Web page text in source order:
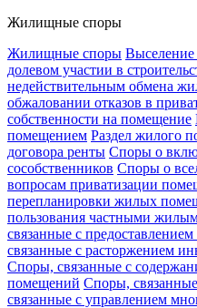
Жилищные споры
Жилищные споры
долевом участии в
недействительным обмена
обжаловании отказов в
собственности на помещение
помещением Раздел жилого
договора ренты Споры о
сособственников Споры о
вопросам приватизации
перепланировки жилых
пользования частными
связанные с
связанные с расторжением
Споры, связанные с
помещений Споры,
связанные с управлением